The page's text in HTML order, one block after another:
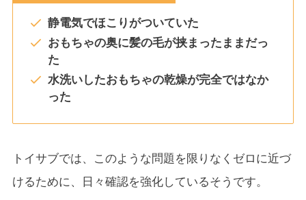
静電気でほこりがついていた
おもちゃの奥に髪の毛が挟まったままだっ
た
水洗いしたおもちゃの乾燥が完全ではなか
った
トイサブでは、このような問題を限りなくゼロに近づ
けるために、日々確認を強化しているそうです。